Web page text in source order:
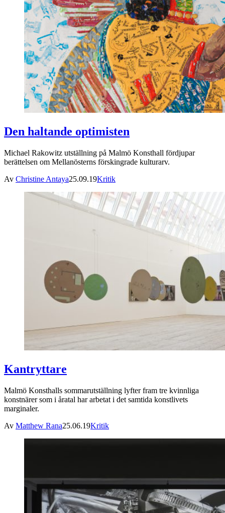
Den haltande optimisten
Michael Rakowitz utställning på Malmö Konsthall fördjupar
berättelsen om Mellanösterns förskingrade kulturarv.
Av Christine Antaya25.09.19Kritik
Kantryttare
Malmö Konsthalls sommarutställning lyfter fram tre kvinnliga
konstnärer som i åratal har arbetat i det samtida konstlivets
marginaler.
Av Matthew Rana25.06.19Kritik